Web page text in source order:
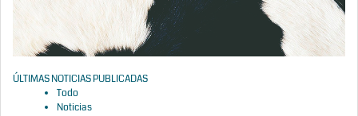
ÚLTIMAS NOTICIAS PUBLICADAS
Todo
Noticias